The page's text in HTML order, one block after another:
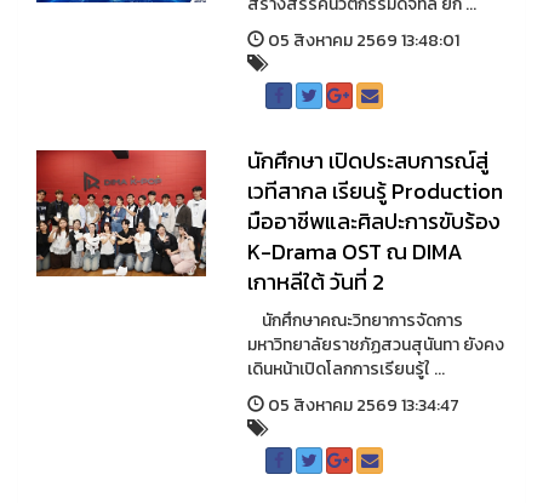
05 สิงหาคม 2569 13:48:01
นักศึกษา เปิดประสบการณ์สู่
เวทีสากล เรียนรู้ Production
มืออาชีพและศิลปะการขับร้อง
K-Drama OST ณ DIMA
เกาหลีใต้ วันที่ 2
นักศึกษาคณะวิทยาการจัดการ
มหาวิทยาลัยราชภัฏสวนสุนันทา ยังคง
เดินหน้าเปิดโลกการเรียนรู้ใ ...
05 สิงหาคม 2569 13:34:47